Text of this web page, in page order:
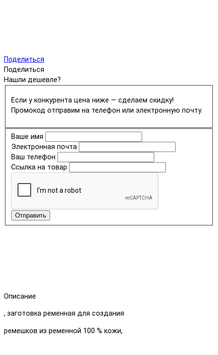
Поделиться
Поделиться
Нашли дешевле?
Если у конкурента цена ниже — сделаем скидку!
Промокод отправим на телефон или электронную почту.
Ваше имя
Электронная почта
Ваш телефон
Ссылка на товар
Отправить
Описание
, заготовка ременная для создания
ремешков из ременной 100 % кожи,